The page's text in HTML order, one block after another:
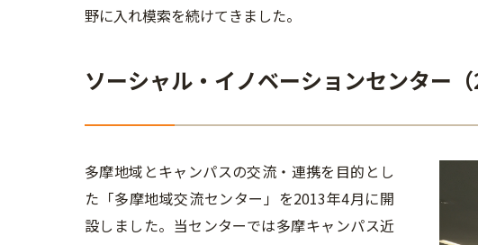
野に入れ模索を続けてきました。
ソーシャル・イノベーションセンター
多摩地域とキャンパスの交流・連携を目的とし
た「多摩地域交流センター」を2013年4月に開
設しました。当センターでは多摩キャンパス近